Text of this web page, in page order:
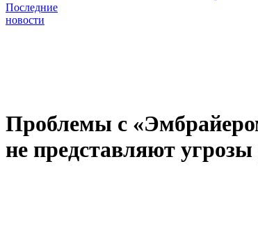
Последние
новости
Проблемы с
не представляют